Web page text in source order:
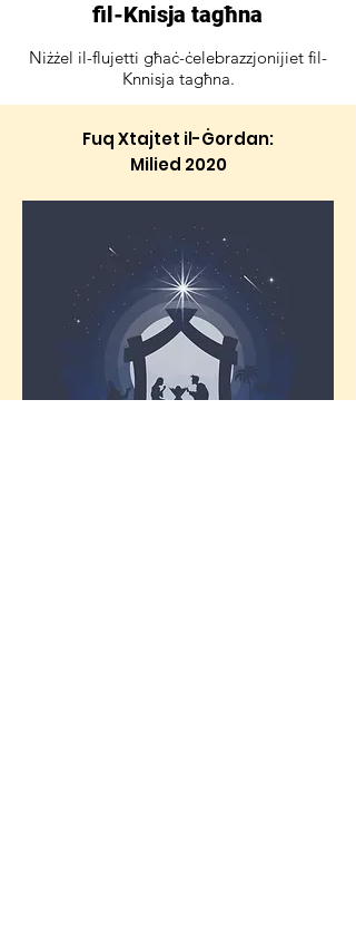
fil-Knisja tagħna
Niżżel il-flujetti għaċ-ċelebrazzjonijiet fil-
Knnisja tagħna.
Fuq Xtajtet il-Ġordan:
Milied 2020